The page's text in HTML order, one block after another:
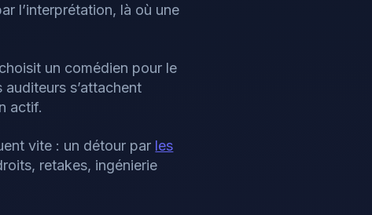
l’interprétation, là où une
un comédien pour le
s’attachent
actif.
vite : un détour par les
retakes, ingénierie